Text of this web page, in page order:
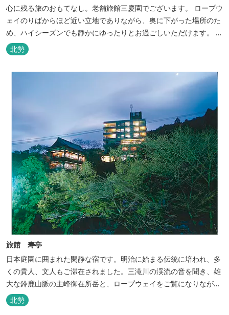
心に残る旅のおもてなし。老舗旅館三慶園でございます。 ロープウ
ェイのりばからほど近い立地でありながら、奥に下がった場所のた
め、ハイシーズンでも静かにゆったりとお過ごしいただけます。 自
慢の大浴場からは、雄大な御在所岳を背に、御在所ロープウェイが
望めます。季節ごとに表情を変える湯の山の自然と対話しながら至
極のひとときをどうぞ。
北勢
旅館 寿亭
日本庭園に囲まれた閑静な宿です。明治に始まる伝統に培われ、多
くの貴人、文人もご滞在されました。三滝川の渓流の音を聞き、雄
大な鈴鹿山脈の主峰御在所岳と、ロープウェイをご覧になりながら
お入りいただく露天風呂は気持ちがいいです。 また、庭園にある昭
和初期の離れの客間を改装した貸切風呂（６タイプ）はレトロクラ
北勢